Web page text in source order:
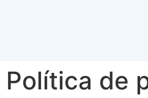
Política de